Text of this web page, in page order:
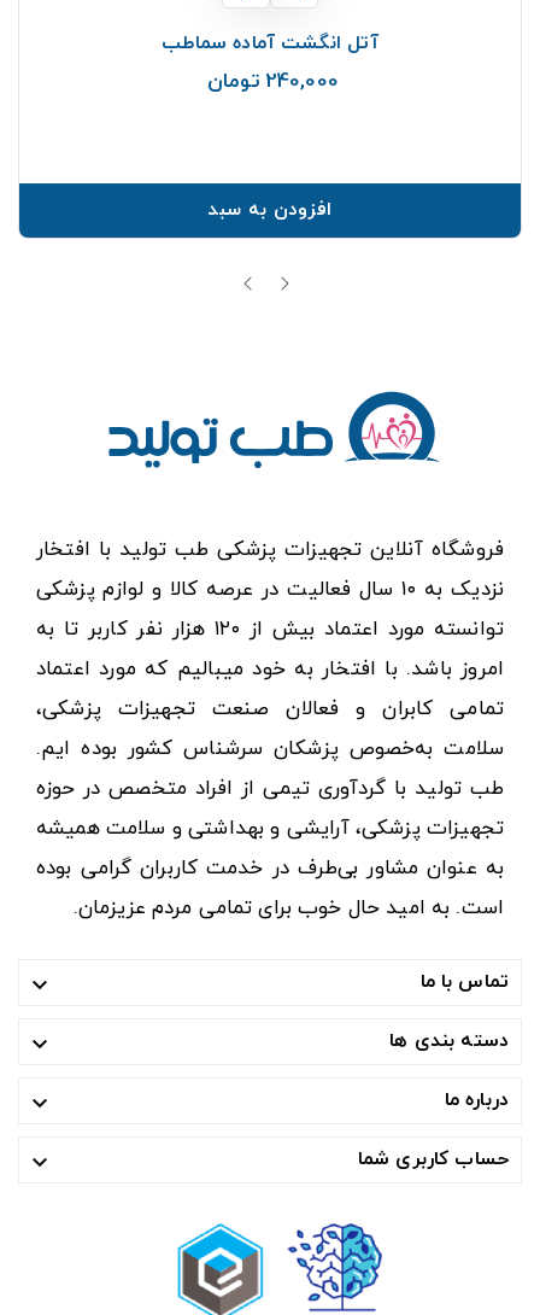
آتل انگشت آماده سماطب
240,000 تومان
افزودن به سبد
فروشگاه آنلاین تجهیزات پزشکی طب تولید با افتخار
نزدیک به ۱۰ سال فعالیت در عرصه کالا و لوازم پزشکی
توانسته مورد اعتماد بیش از ۱۲۰ هزار نفر کاربر تا به
امروز باشد. با افتخار به خود میبالیم که مورد اعتماد
تمامی کابران و فعالان صنعت تجهیزات پزشکی،
سلامت به‌خصوص پزشکان سرشناس کشور بوده ایم.
طب تولید با گردآوری تیمی از افراد متخصص در حوزه
تجهیزات پزشکی، آرایشی و بهداشتی و سلامت همیشه
به عنوان مشاور بی‌طرف در خدمت کاربران گرامی بوده
است. به امید حال خوب برای تمامی مردم عزیزمان.
تماس با ما 
دسته بندی ها 
درباره ما 
حساب کاربری شما 